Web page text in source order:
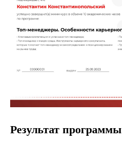
Результат программы